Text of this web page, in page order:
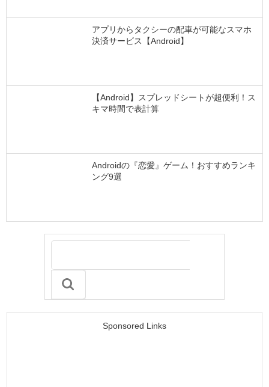
アプリからタクシーの配車が可能なスマホ
決済サービス【Android】
【Android】スプレッドシートが超便利！ス
キマ時間で表計算
Androidの『恋愛』ゲーム！おすすめランキ
ング9選
Sponsored Links